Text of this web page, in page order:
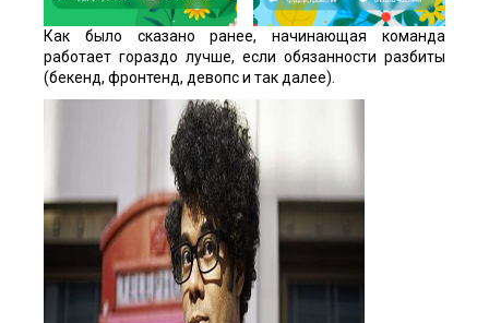
Как было сказано ранее, начинающая команда
работает гораздо лучше, если обязанности разбиты
(бекенд, фронтенд, девопс и так далее).